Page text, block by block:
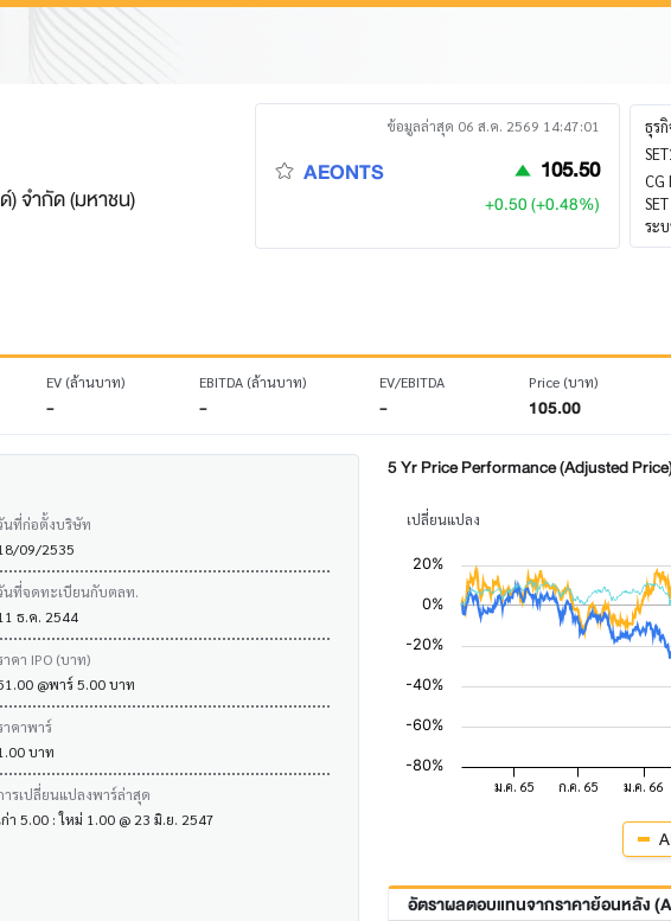
จำกัด (มหาชน)
ข้อมูลล่าสุด 06 ส.ค. 2569 14:47:01
AEONTS 105.50
+0.50 (+0.48%)
ธุร
CG
ระ
EV (ล้านบาท)
-
EBITDA (ล้านบาท)
-
EV/EBITDA
-
Price (บาท)
105.00
นที่ก่อตั้งบริษัท
09/2535
นที่จดทะเบียนกับตลท.
ธ.ค. 2544
าคา IPO (บาท)
@พาร์ 5.00 บาท
าคาพาร์
บาท
ารเปลี่ยนแปลงพาร์ล่าสุด
ก่า 5.00 : ใหม่ 1.00 @ 23 มิ.ย. 2547
5 Yr Price Performance (Adjusted
เปลี่ยนแปลง
อัตราผลตอบแทนจากราคาย้อนหลัง